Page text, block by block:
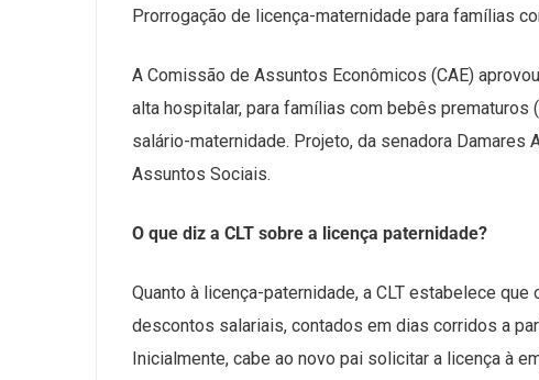
Prorrogação de licença-maternidade para famílias
A Comissão de Assuntos Econômicos (CAE)
alta hospitalar, para famílias com bebês
salário-maternidade. Projeto, da senadora Damares
Assuntos Sociais.
O que diz a CLT sobre a licença paternidade?
Quanto à licença-paternidade, a CLT estabelece
descontos salariais, contados em dias corridos a
Inicialmente, cabe ao novo pai solicitar a licença à